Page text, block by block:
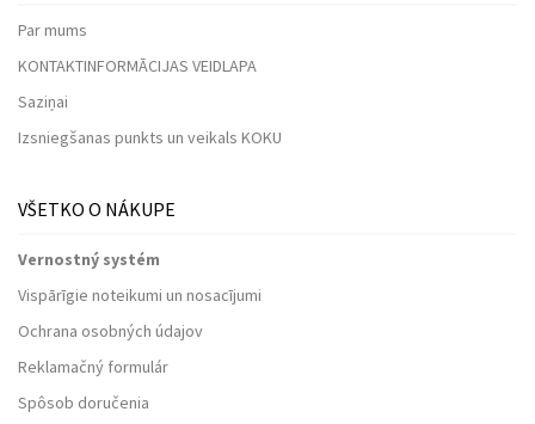
Par mums
KONTAKTINFORMĀCIJAS VEIDLAPA
Saziņai
Izsniegšanas punkts un veikals KOKU
VŠETKO O NÁKUPE
Vernostný systém
Vispārīgie noteikumi un nosacījumi
Ochrana osobných údajov
Reklamačný formulár
Spôsob doručenia